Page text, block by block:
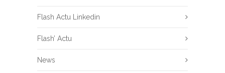
Flash Actu Linkedin
Flash’ Actu
News